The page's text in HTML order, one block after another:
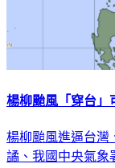
楊柳颱風「穿台」
楊柳颱風進逼台灣
譎、我國中央氣象